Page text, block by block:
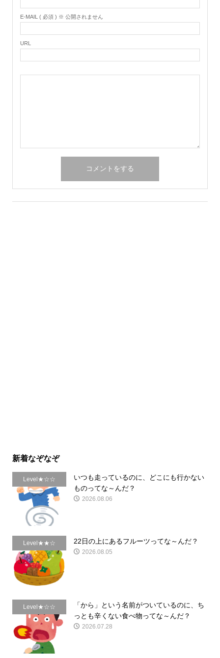
E-MAIL ( 必須 ) ※ 公開されません
URL
新着なぞなぞ
Level★☆☆
いつも走っているのに、どこにも行かない
ものってな～んだ？
2026.08.06
Level★★☆ 22日の上にあるフルーツってな～んだ？
2026.08.05
Level★☆☆
「から」という名前がついているのに、ち
っとも辛くない食べ物ってな～んだ？
2026.07.28